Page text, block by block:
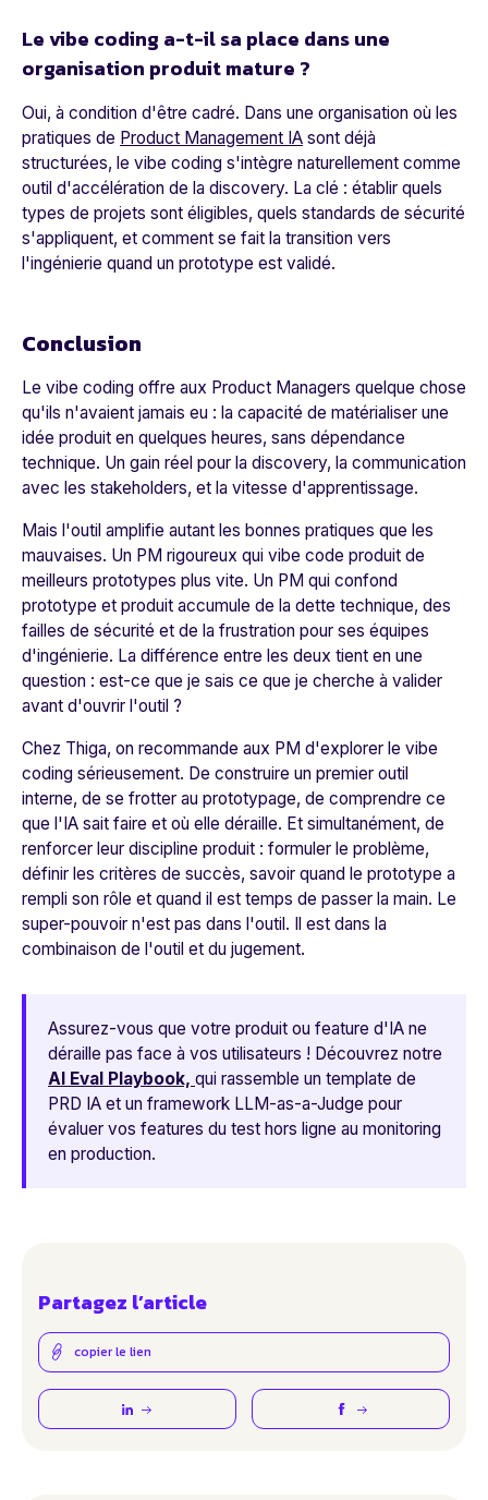
Le vibe coding a-t-il sa place dans une
organisation produit mature ?
Oui, à condition d'être cadré. Dans une organisation où les
pratiques de Product Management IA sont déjà
structurées, le vibe coding s'intègre naturellement comme
outil d'accélération de la discovery. La clé : établir quels
types de projets sont éligibles, quels standards de sécurité
s'appliquent, et comment se fait la transition vers
l'ingénierie quand un prototype est validé.
Conclusion
Le vibe coding offre aux Product Managers quelque chose
qu'ils n'avaient jamais eu : la capacité de matérialiser une
idée produit en quelques heures, sans dépendance
technique. Un gain réel pour la discovery, la communication
avec les stakeholders, et la vitesse d'apprentissage.
Mais l'outil amplifie autant les bonnes pratiques que les
mauvaises. Un PM rigoureux qui vibe code produit de
meilleurs prototypes plus vite. Un PM qui confond
prototype et produit accumule de la dette technique, des
failles de sécurité et de la frustration pour ses équipes
d'ingénierie. La différence entre les deux tient en une
question : est-ce que je sais ce que je cherche à valider
avant d'ouvrir l'outil ?
Chez Thiga, on recommande aux PM d'explorer le vibe
coding sérieusement. De construire un premier outil
interne, de se frotter au prototypage, de comprendre ce
que l'IA sait faire et où elle déraille. Et simultanément, de
renforcer leur discipline produit : formuler le problème,
définir les critères de succès, savoir quand le prototype a
rempli son rôle et quand il est temps de passer la main. Le
super-pouvoir n'est pas dans l'outil. Il est dans la
combinaison de l'outil et du jugement.
Assurez-vous que votre produit ou feature d'IA ne
déraille pas face à vos utilisateurs ! Découvrez notre
AI Eval Playbook, qui rassemble un template de
PRD IA et un framework LLM-as-a-Judge pour
évaluer vos features du test hors ligne au monitoring
en production.
Partagez l’article
copier le lien